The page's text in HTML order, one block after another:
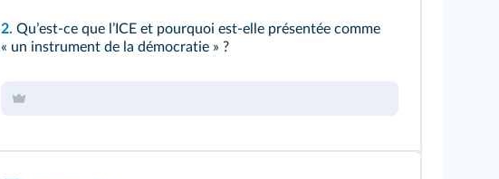
2. Quʼest-ce que lʼICE et pourquoi est-elle présentée comme
« un instrument de la démocratie » ?